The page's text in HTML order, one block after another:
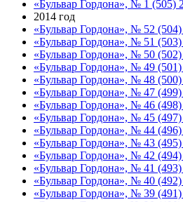
«Бульвар Гордона», № 1 (505)
2014 год
«Бульвар Гордона», № 52 (504)
«Бульвар Гордона», № 51 (503)
«Бульвар Гордона», № 50 (502)
«Бульвар Гордона», № 49 (501)
«Бульвар Гордона», № 48 (500)
«Бульвар Гордона», № 47
«Бульвар Гордона», № 46
«Бульвар Гордона», № 45
«Бульвар Гордона», № 44
«Бульвар Гордона», № 43 (495)
«Бульвар Гордона», № 42 (494)
«Бульвар Гордона», № 41 (493)
«Бульвар Гордона», № 40 (492)
«Бульвар Гордона», № 39 (491)